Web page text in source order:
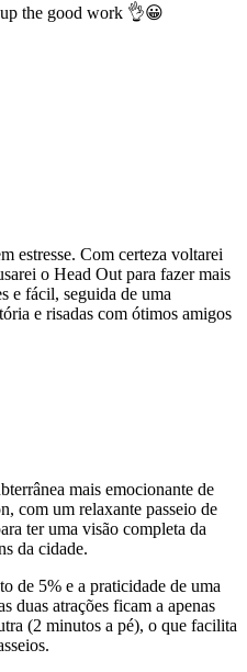
the good work 👌😀
estresse. Com certeza voltarei
o Head Out para fazer mais
e fácil, seguida de uma
e risadas com ótimos amigos
mais emocionante de
com um relaxante passeio de
ter uma visão completa da
da cidade.
de 5% e a praticidade de uma
duas atrações ficam a apenas
(2 minutos a pé), o que facilita